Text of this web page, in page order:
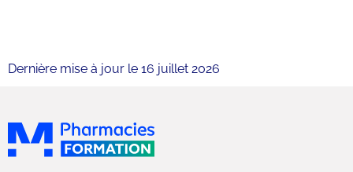
Dernière mise à jour le 16 juillet 2026